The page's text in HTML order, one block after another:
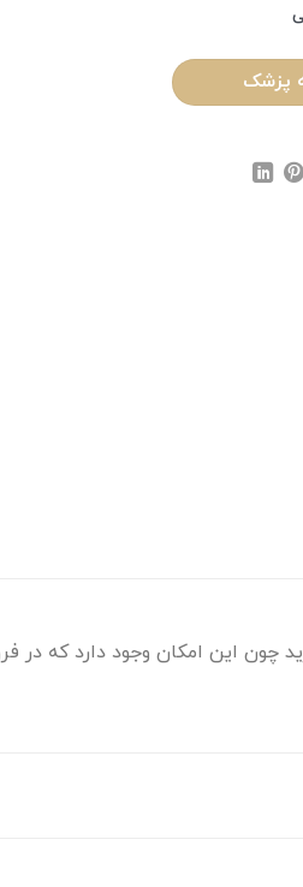
پزشک
چون این امکان وجود دارد که در